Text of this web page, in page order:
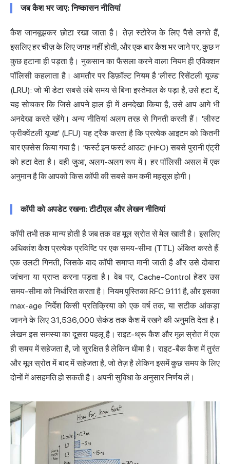
जब कैश भर जाए: निष्कासन नीतियां
कैश जानबूझकर छोटा रखा जाता है। तेज़ स्टोरेज के लिए पैसे लगते हैं,
इसलिए हर चीज़ के लिए जगह नहीं होती, और एक बार कैश भर जाने पर, कुछ न
कुछ हटाना ही पड़ता है। नुकसान का फैसला करने वाला नियम ही एविक्शन
पॉलिसी कहलाता है। आमतौर पर डिफ़ॉल्ट नियम है 'लीस्ट रिसेंटली यूज्ड'
(LRU): जो भी डेटा सबसे लंबे समय से बिना इस्तेमाल के पड़ा है, उसे हटा दें,
यह सोचकर कि जिसे आपने हाल ही में अनदेखा किया है, उसे आप आगे भी
अनदेखा करते रहेंगे। अन्य नीतियां अलग तरह से गिनती करती हैं। 'लीस्ट
फ्रीक्वेंटली यूज्ड' (LFU) यह ट्रैक करता है कि प्रत्येक आइटम को कितनी
बार एक्सेस किया गया है। 'फर्स्ट इन फर्स्ट आउट' (FIFO) सबसे पुरानी एंट्री
को हटा देता है। वही जुआ, अलग-अलग रूप में। हर पॉलिसी असल में एक
अनुमान है कि आपको किस कॉपी की सबसे कम कमी महसूस होगी।
कॉपी को अपडेट रखना: टीटीएल और लेखन नीतियां
कॉपी तभी तक मान्य होती है जब तक वह मूल स्रोत से मेल खाती है। इसलिए
अधिकांश कैश प्रत्येक प्रविष्टि पर एक समय-सीमा (TTL) अंकित करते हैं:
एक उलटी गिनती, जिसके बाद कॉपी समाप्त मानी जाती है और उसे दोबारा
जांचना या प्राप्त करना पड़ता है। वेब पर, Cache-Control हेडर उस
समय-सीमा को निर्धारित करता है। नियम पुस्तिकाRFC 9111है, और इसका
max-age निर्देश किसी प्रतिक्रिया को एक वर्ष तक, या सटीक आंकड़ा
जानने के लिए 31,536,000 सेकंड तक कैश में रखने की अनुमति देता है।
लेखन इस समस्या का दूसरा पहलू है। राइट-थ्रू कैश और मूल स्रोत में एक
ही समय में सहेजता है, जो सुरक्षित है लेकिन धीमा है। राइट-बैक कैश में तुरंत
और मूल स्रोत में बाद में सहेजता है, जो तेज़ है लेकिन इसमें कुछ समय के लिए
दोनों में असहमति हो सकती है। अपनी सुविधा के अनुसार निर्णय लें।